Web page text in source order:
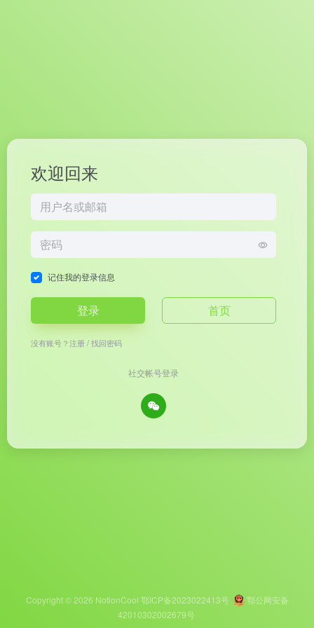
欢迎回来
记住我的登录信息
登录 首页
没有账号？注册/找回密码
社交帐号登录
Copyright © 2026 NotionCool 鄂ICP备2023022413号
鄂公网安备
42010302002679号